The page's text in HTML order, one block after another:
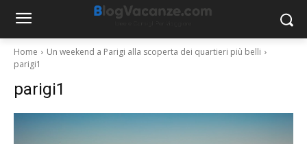
Home
Un weekend a Parigi alla scoperta dei quartieri più belli
parigi1
parigi1